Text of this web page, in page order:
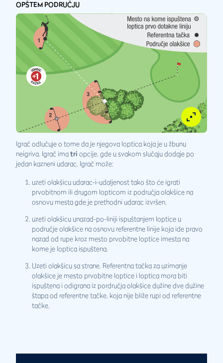
OPŠTEM PODRUČJU
Igrač odlučuje o tome da je njegova loptica koja je u žbunu
neigriva. Igrač imatri opcije, gde u svakom slučaju dodaje po
jedan kazneni udarac. Igrač može:
uzeti olakšicu udarac-i-udaljenost tako što će igrati
prvobitnom ili drugom lopticom iz područja olakšice na
osnovu mesta gde je prethodni udarac izvršen.
uzeti olakšicu unazad-po-liniji ispuštanjem loptice u
područje olakšice na osnovu referentne linije koja ide pravo
nazad od rupe kroz mesto prvobitne loptice imesta na
kome je loptica ispuštena.
Uzeti olakšicu sa strane. Referentna tačka za uzimanje
olakšice je mesto prvobitne loptice i loptica mora biti
ispuštena i odigrana iz pordručja olakšice dužine dve dužine
štapa od referentne tačke, koja nije bliže rupi od referentne
tačke.